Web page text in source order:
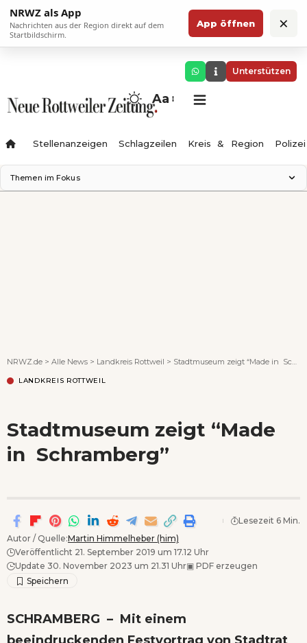
NRWZ als App
Nachrichten aus der Region direkt auf dem
Startbildschirm.
App öffnen ×
Unterstützen
Aa
Stellenanzeigen Schlagzeilen Kreis & Region Polizei
Themen im Fokus
NRWZ.de > Alle News > Landkreis Rottweil > Stadtmuseum zeigt “Made in Schramberg”
LANDKREIS ROTTWEIL
Stadtmuseum zeigt “Made
in Schramberg”
Autor / Quelle:Martin Himmelheber (him)
Veröffentlicht 21. September 2019 um 17.12 Uhr
Update 30. November 2023 um 21.31 Uhr▣ PDF erzeugen
Lesezeit 6 Min.
SCHRAMBERG – Mit einem